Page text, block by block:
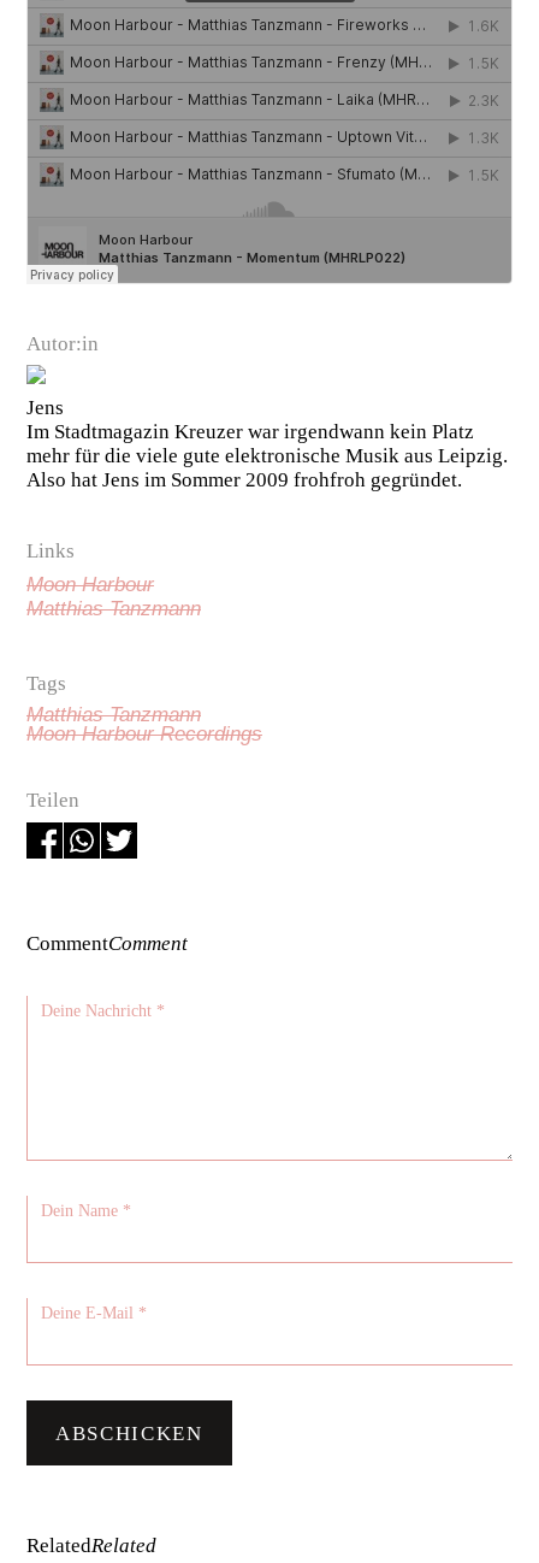
Autor:in
Jens
Im Stadtmagazin Kreuzer war irgendwann kein Platz
mehr für die viele gute elektronische Musik aus Leipzig.
Also hat Jens im Sommer 2009 frohfroh gegründet.
Links
Moon Harbour
Matthias Tanzmann
Tags
Matthias Tanzmann
Moon Harbour Recordings
Teilen
CommentComment
RelatedRelated